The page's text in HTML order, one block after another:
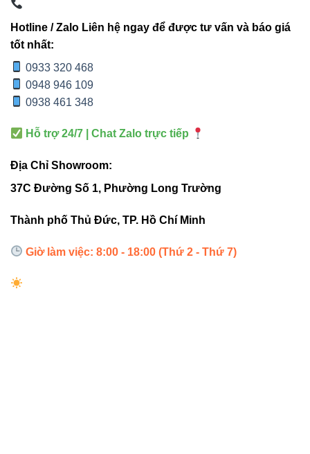
Đèn led Bulb Vinaled
Đèn nổi trần Vinaled
Đèn led panel Vinaled
uy tín
🛠 6. Hướng dẫn lắp đặt cơ bản
Hotline / Zalo Liên hệ ngay để được tư vấn và báo giá
tốt nhất:
0933 320 468
0948 946 109
0938 461 348
Hỗ trợ 24/7 | Chat Zalo trực tiếp
Địa Chỉ Showroom:
37C Đường Số 1, Phường Long Trường
Thành phố Thủ Đức, TP. Hồ Chí Minh
Giờ làm việc: 8:00 - 18:00 (Thứ 2 - Thứ 7)